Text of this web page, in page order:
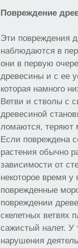
Повреждение
Эти повреждения
наблюдаются в
они в первую
древесины и с ее
которая намного
Ветви и стволы с
древесиной
ломаются, теряют
Если повреждена
растения обычно
зависимости от
некоторое время
поврежденные
повреждении
скелетных ветвях
сажистый налет. У
нарушения